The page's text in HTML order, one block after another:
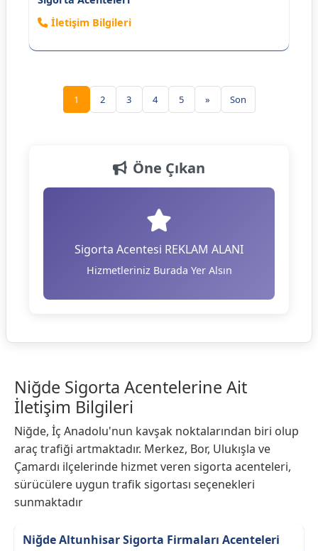
İletişim Bilgileri
1 2 3 4 5 » Son
Öne Çıkan
Sigorta Acentesi REKLAM ALANI
Hizmetleriniz Burada Yer Alsın
Niğde Sigorta Acentelerine Ait
İletişim Bilgileri
Niğde, İç Anadolu'nun kavşak noktalarından biri olup
araç trafiği artmaktadır. Merkez, Bor, Ulukışla ve
Çamardı ilçelerinde hizmet veren sigorta acenteleri,
sürücülere uygun trafik sigortası seçenekleri
sunmaktadır
Niğde Altunhisar Sigorta Firmaları Acenteleri